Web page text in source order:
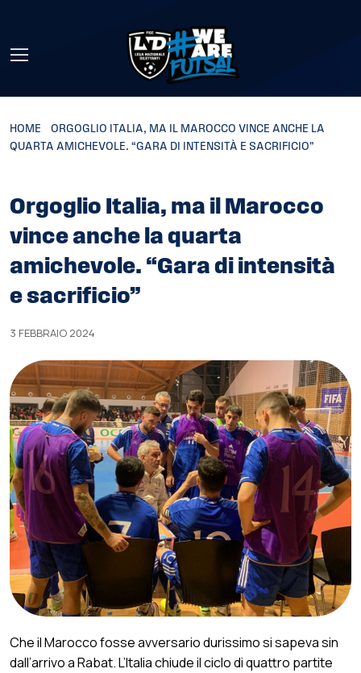
HOME
ORGOGLIO ITALIA, MA IL MAROCCO VINCE ANCHE LA
QUARTA AMICHEVOLE. “GARA DI INTENSITÀ E SACRIFICIO”
Orgoglio Italia, ma il Marocco
vince anche la quarta
amichevole. “Gara di intensità
e sacrificio”
3 FEBBRAIO 2024
Che il Marocco fosse avversario durissimo si sapeva sin
dall’arrivo a Rabat. L’Italia chiude il ciclo di quattro partite